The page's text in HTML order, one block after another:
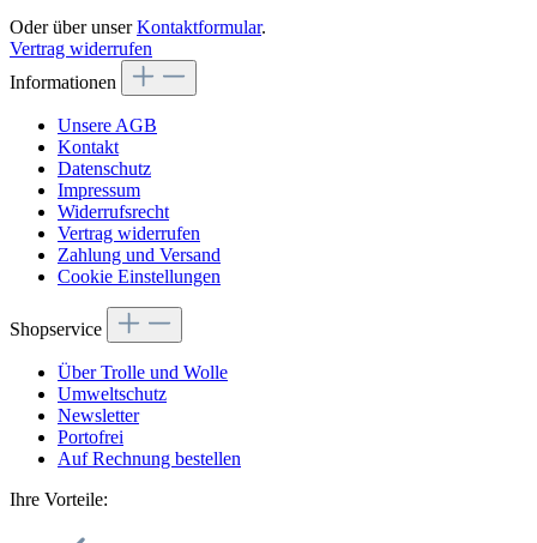
Oder über unserKontaktformular.
Vertrag widerrufen
Informationen
Unsere AGB
Kontakt
Datenschutz
Impressum
Widerrufsrecht
Vertrag widerrufen
Zahlung und Versand
Cookie Einstellungen
Shopservice
Über Trolle und Wolle
Umweltschutz
Newsletter
Portofrei
Auf Rechnung bestellen
Ihre Vorteile: